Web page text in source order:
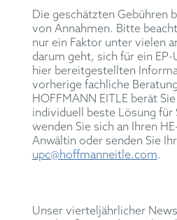
Die geschätzten Gebühren
von Annahmen. Bitte
nur ein Faktor unter vielen
darum geht, sich für ein
hier bereitgestellten
vorherige fachliche
HOFFMANN EITLE berät
individuell beste Lösung für
wenden Sie sich an Ihren
Anwältin oder senden Sie
upc@hoffmanneitle.com.
Unser vierteljährlicher